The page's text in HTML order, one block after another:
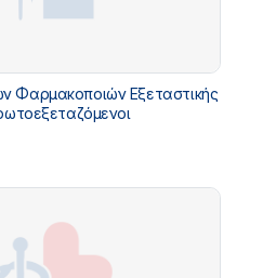
Φαρμακοποιών Εξεταστικής